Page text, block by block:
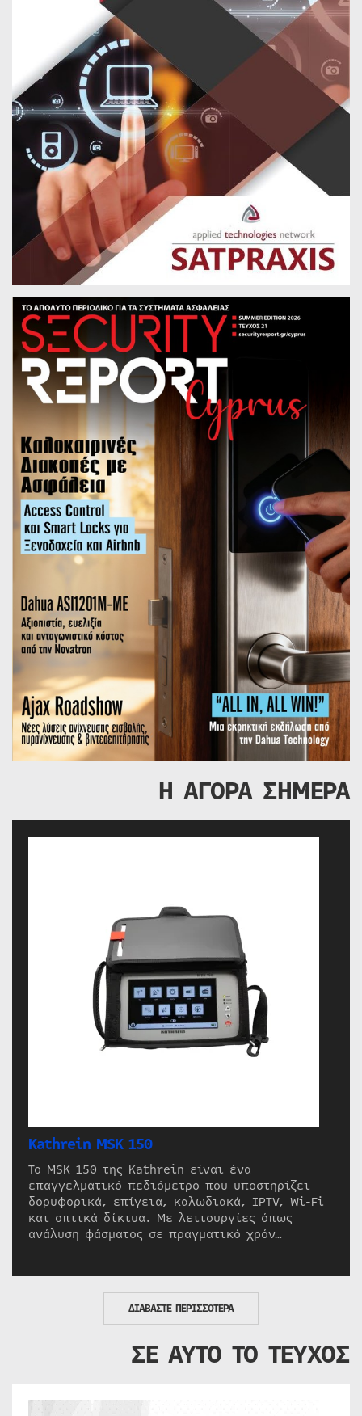
Η ΑΓΟΡΑ ΣΗΜΕΡΑ
Kathrein MSK 150
Το MSK 150 της Kathrein είναι ένα
επαγγελματικό πεδιόμετρο που υποστηρίζει
δορυφορικά, επίγεια, καλωδιακά, IPTV, Wi-Fi
και οπτικά δίκτυα. Με λειτουργίες όπως
ανάλυση φάσματος σε πραγματικό χρόν…
ΔΙΑΒΑΣΤΕ ΠΕΡΙΣΣΟΤΕΡΑ
ΣΕ ΑΥΤΟ ΤΟ ΤΕΥΧΟΣ